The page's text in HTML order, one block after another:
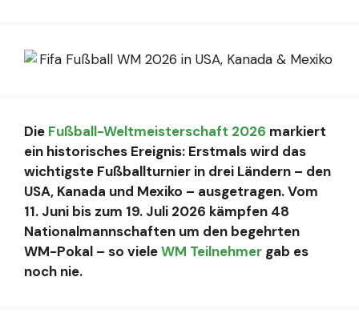
Die Fußball-Weltmeisterschaft 2026 markiert
ein historisches Ereignis: Erstmals wird das
wichtigste Fußballturnier in drei Ländern – den
USA, Kanada und Mexiko – ausgetragen. Vom
11. Juni bis zum 19. Juli 2026 kämpfen 48
Nationalmannschaften um den begehrten
WM-Pokal – so vieleWM Teilnehmer gab es
noch nie.